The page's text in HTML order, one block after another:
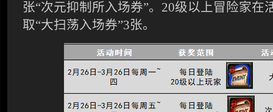
张“次元抑制所入场券”。20级以上冒险家在
取“大扫荡入场券”3张。